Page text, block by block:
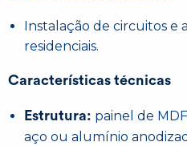
Instalação de circuitos e
residenciais.
Características técnicas
Estrutura: painel de
aço ou alumínio